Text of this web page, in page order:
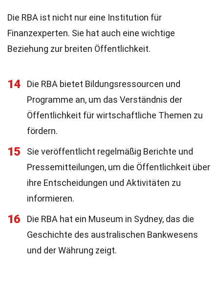
Die RBA ist nicht nur eine Institution für
Finanzexperten. Sie hat auch eine wichtige
Beziehung zur breiten Öffentlichkeit.
14
Die RBA bietet Bildungsressourcen und
Programme an, um das Verständnis der
Öffentlichkeit für wirtschaftliche Themen zu
fördern.
15
Sie veröffentlicht regelmäßig Berichte und
Pressemitteilungen, um die Öffentlichkeit über
ihre Entscheidungen und Aktivitäten zu
informieren.
16
Die RBA hat ein Museum in Sydney, das die
Geschichte des australischen Bankwesens
und der Währung zeigt.